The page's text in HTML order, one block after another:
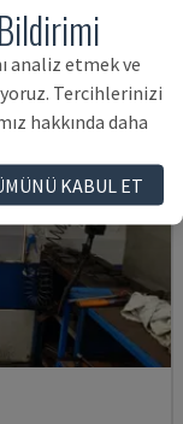
analiz etmek ve
Tercihlerinizi
hakkında daha
KABUL ET